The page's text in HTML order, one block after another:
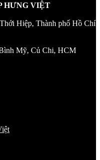
HƯNG VIỆT
Hiệp, Thành phố Hồ Chí
Mỹ, Củ Chi, HCM